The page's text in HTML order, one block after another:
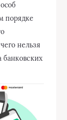
порядке
нельзя
банковских